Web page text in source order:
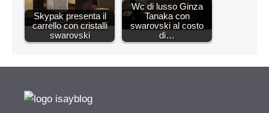
Skypak presenta il
carrello con cristalli
swarovski
Wc di lusso Ginza
Tanaka con
swarovski al costo
di…